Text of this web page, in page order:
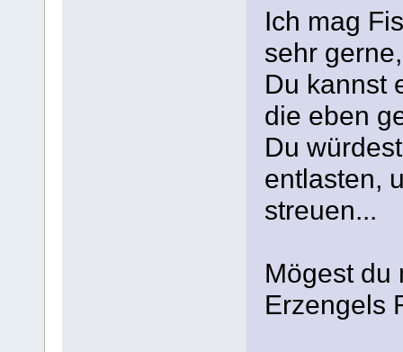
Ich mag
sehr
Du kannst
die eben
Du
entlasten,
streuen...
Mögest du
Erzengels